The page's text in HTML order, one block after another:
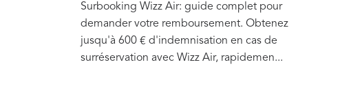
Surbooking Wizz Air: guide complet pour
demander votre remboursement. Obtenez
jusqu'à 600 € d'indemnisation en cas de
surréservation avec Wizz Air, rapidemen...